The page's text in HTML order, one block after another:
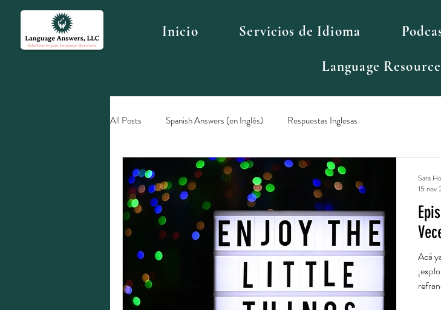
Inicio Servicios de Idioma
Language
All Posts Spanish Answers (en Inglés) Respuestas Inglesas
Acá
Sara
15 nov